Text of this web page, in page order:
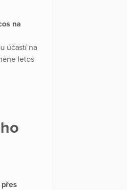
na
účastí na
letos